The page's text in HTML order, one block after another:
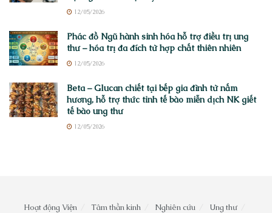
12/05/2026
Phác đồ Ngũ hành sinh hóa hỗ trợ điều trị ung
thư – hóa trị đa đích từ hợp chất thiên nhiên
12/05/2026
Beta – Glucan chiết tại bếp gia đình từ nấm
hương, hỗ trợ thức tỉnh tế bào miễn dịch NK giết
tế bào ung thư
12/05/2026
Hoạt động Viện Tâm thần kinh Nghiên cứu
Ung thư